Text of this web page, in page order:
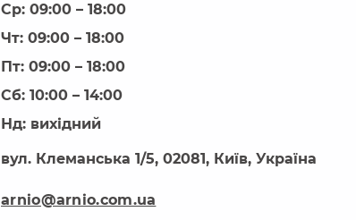
Ср: 09:00 – 18:00
Чт: 09:00 – 18:00
Пт: 09:00 – 18:00
Сб: 10:00 – 14:00
Нд: вихідний
вул. Клеманська 1/5, 02081, Київ, Україна
arnio@arnio.com.ua